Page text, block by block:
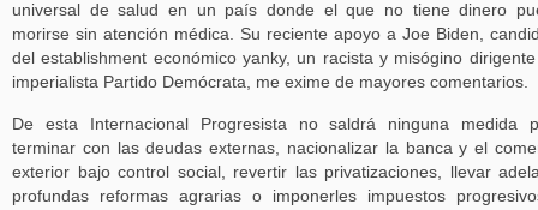
universal de salud en un país donde el que no tiene dinero
morirse sin atención médica. Su reciente apoyo a Joe Biden,
del establishment económico yanky, un racista y misógino
imperialista Partido Demócrata, me exime de mayores comentarios.
De esta Internacional Progresista no saldrá ninguna medida
terminar con las deudas externas, nacionalizar la banca y el
exterior bajo control social, revertir las privatizaciones, llevar
profundas reformas agrarias o imponerles impuestos